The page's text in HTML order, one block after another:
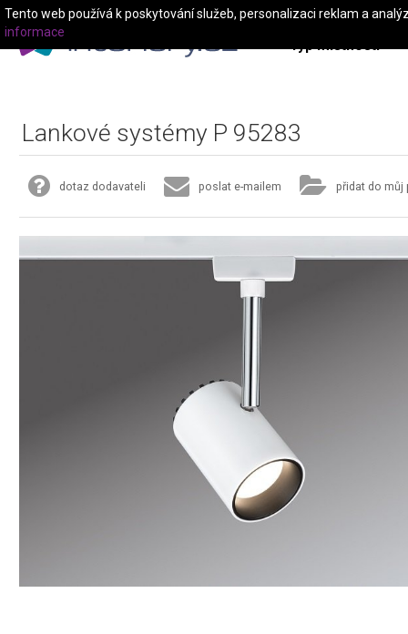
Typ místnosti
Lankové systémy P 95283
dotaz dodavateli poslat e-mailem přidat do můj
Tento web používá k poskytování služeb, personalizaci reklam a
informace